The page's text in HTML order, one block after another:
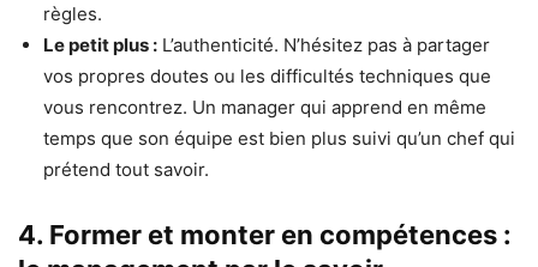
règles.
Le petit plus : L’authenticité. N’hésitez pas à partager
vos propres doutes ou les difficultés techniques que
vous rencontrez. Un manager qui apprend en même
temps que son équipe est bien plus suivi qu’un chef qui
prétend tout savoir.
4. Former et monter en compétences :